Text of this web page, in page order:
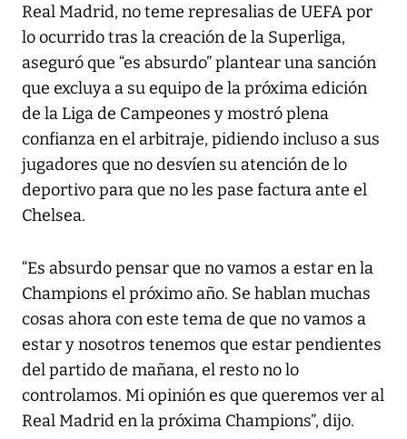
Real Madrid, no teme represalias de UEFA por
lo ocurrido tras la creación de la Superliga,
aseguró que “es absurdo” plantear una sanción
que excluya a su equipo de la próxima edición
de la Liga de Campeones y mostró plena
confianza en el arbitraje, pidiendo incluso a sus
jugadores que no desvíen su atención de lo
deportivo para que no les pase factura ante el
Chelsea.
“Es absurdo pensar que no vamos a estar en la
Champions el próximo año. Se hablan muchas
cosas ahora con este tema de que no vamos a
estar y nosotros tenemos que estar pendientes
del partido de mañana, el resto no lo
controlamos. Mi opinión es que queremos ver al
Real Madrid en la próxima Champions”, dijo.